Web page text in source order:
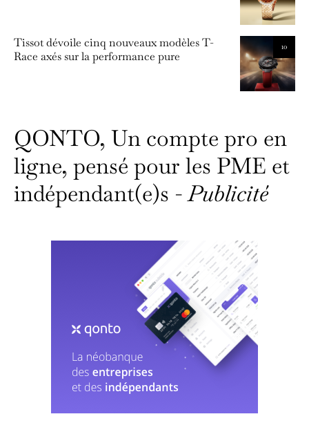
10
Tissot dévoile cinq nouveaux modèles T-
Race axés sur la performance pure
QONTO, Un compte pro en
ligne, pensé pour les PME et
indépendant(e)s -Publicité